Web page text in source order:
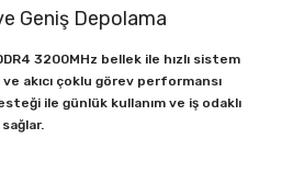
Geniş Depolama
3200MHz bellek ile hızlı sistem
ve akıcı çoklu görev performansı
ile günlük kullanım ve iş odaklı